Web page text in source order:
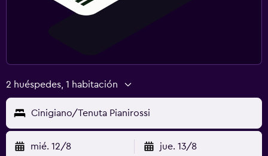
2 huéspedes, 1 habitación
Cinigiano/Tenuta Pianirossi
mié. 12/8 jue. 13/8